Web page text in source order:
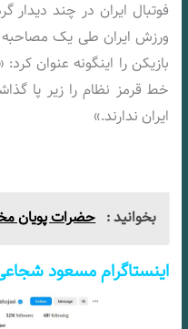
فوتبال ایران در چند دیدار
ورزش ایران طی یک مصاحبه
بازیکن را اینگونه عنوان
خط قرمز نظام را زیر پا
ایران ندارند.»
بخوانید : حضرات پویان
اینستاگرام مسعود